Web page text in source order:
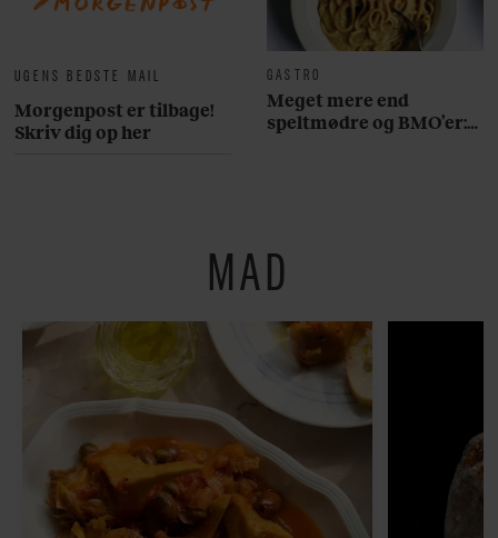
UGENS BEDSTE MAIL
Morgenpost er tilbage!
Skriv dig op her
GASTRO
Meget mere end
speltmødre og BMO’er:
MAD